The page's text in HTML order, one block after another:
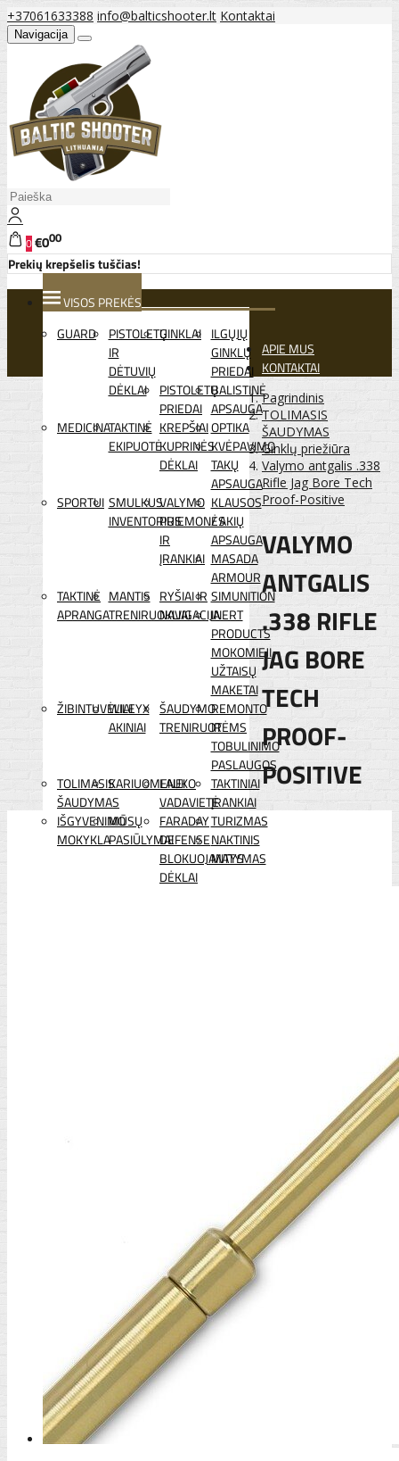
+37061633388 info@balticshooter.lt Kontaktai
Navigacija
0€000
Prekių krepšelis tuščias!
VISOS PREKĖS
GUARD
PISTOLETŲ
IR
DĖTUVIŲ
DĖKLAI
GINKLAI ILGŲJŲ
GINKLŲ
PRIEDAI
PISTOLETŲ
PRIEDAI
BALISTINĖ
APSAUGA
MEDICINATAKTINĖ
EKIPUOTĖ
KREPŠIAI
KUPRINĖS
DĖKLAI
OPTIKA
KVĖPAVIMO
TAKŲ
APSAUGA
SPORTUI SMULKUS
INVENTORIUS
VALYMO
PRIEMONĖS
IR
ĮRANKIAI
KLAUSOS
/ AKIŲ
APSAUGA
MASADA
ARMOUR
TAKTINĖ
APRANGA
MANTIS
TRENIRUOKLIAI
RYŠIAI IR
NAVIGACIJA
SIMUNITION
INERT
PRODUCTS
MOKOMIEJI
UŽTAISŲ
MAKETAI
ŽIBINTUVĖLIAI
WILEYX
AKINIAI
ŠAUDYMO
TRENIRUOTĖMS
REMONTO
IR
TOBULINIMO
PASLAUGOS
TOLIMASIS
ŠAUDYMAS
KARIUOMENEI
LAUKO
VADAVIETĖ
TAKTINIAI
ĮRANKIAI
IŠGYVENIMO
MOKYKLA
MŪSŲ
PASIŪLYMAI
FARADAY
DEFENSE
BLOKUOJANTYS
DĖKLAI
TURIZMAS
NAKTINIS
MATYMAS
APIE MUS
KONTAKTAI
Pagrindinis
TOLIMASIS
ŠAUDYMAS
Ginklų priežiūra
Valymo antgalis .338
Rifle Jag Bore Tech
Proof-Positive
VALYMO
ANTGALIS
.338 RIFLE
JAG BORE
TECH
PROOF-
POSITIVE